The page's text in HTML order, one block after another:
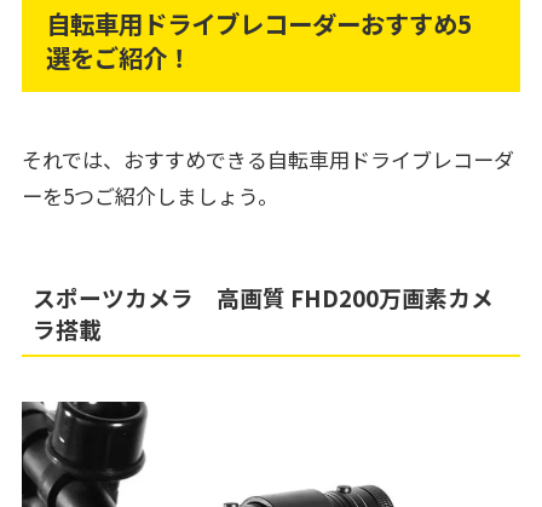
自転車用ドライブレコーダーおすすめ5
選をご紹介！
それでは、おすすめできる自転車用ドライブレコーダ
ーを5つご紹介しましょう。
スポーツカメラ 高画質 FHD200万画素カメ
ラ搭載